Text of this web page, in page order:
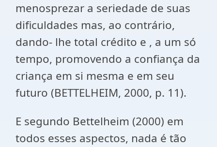
menosprezar a seriedade de suas
dificuldades mas, ao contrário,
dando- lhe total crédito e , a um só
tempo, promovendo a confiança da
criança em si mesma e em seu
futuro (BETTELHEIM, 2000, p. 11).
E segundo Bettelheim (2000) em
todos esses aspectos, nada é tão